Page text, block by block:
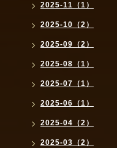
2025-11（1）
2025-10（2）
2025-09（2）
2025-08（1）
2025-07（1）
2025-06（1）
2025-04（2）
2025-03（2）